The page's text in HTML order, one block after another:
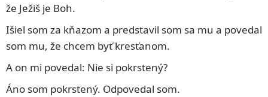
že Ježiš je Boh.
Išiel som za kňazom a predstavil som sa mu a povedal
som mu, že chcem byť kresťanom.
A on mi povedal: Nie si pokrstený?
Áno som pokrstený. Odpovedal som.